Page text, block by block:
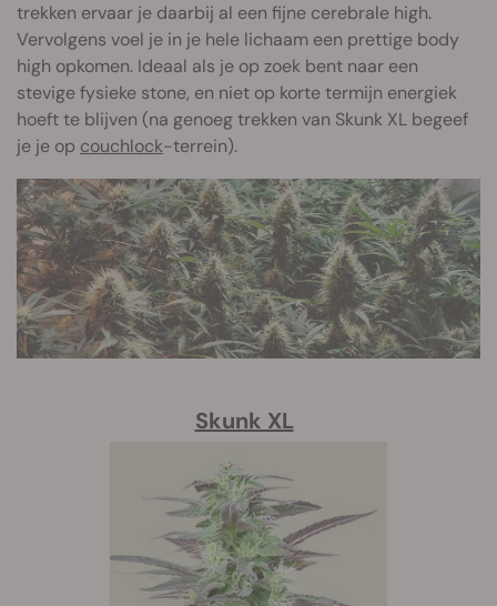
trekken ervaar je daarbij al een fijne cerebrale high.
Vervolgens voel je in je hele lichaam een prettige body
high opkomen. Ideaal als je op zoek bent naar een
stevige fysieke stone, en niet op korte termijn energiek
hoeft te blijven (na genoeg trekken van Skunk XL begeef
je je op couchlock-terrein).
Skunk XL